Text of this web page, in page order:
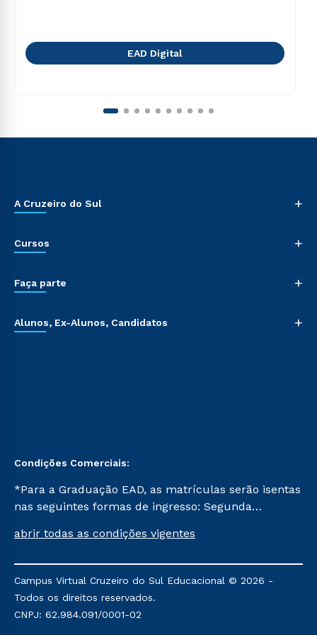
EAD Digital
A Cruzeiro do Sul +
Cursos +
Faça parte +
Alunos, Ex-Alunos, Candidatos +
Condições Comerciais:
*Para a Graduação EAD, as matrículas serão isentas
nas seguintes formas de ingresso: Segunda
Já para as demais, a taxa de matrícula será de R$
mencionadas são referentes aos cursos: Ensino
Religioso, Geografia para a Docência e Metodologia
do Ensino de História: Questões Atuais.
abrir todas as condições vigentes
Campus Virtual Cruzeiro do Sul Educacional © 2026 -
Todos os direitos reservados.
CNPJ: 62.984.091/0001-02